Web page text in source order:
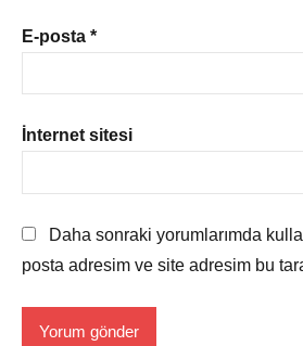
E-posta *
İnternet sitesi
Daha sonraki yorumlarımda
posta adresim ve site adresim bu